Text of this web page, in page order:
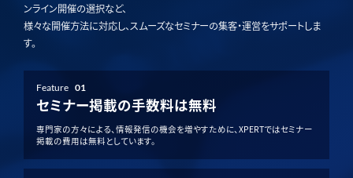
ンライン開催の選択など、
様々な開催方法に対応し、スムーズなセミナーの集客・運営をサポートしま
す。
Feature 01
セミナー掲載の手数料は無料
専門家の方々による、情報発信の機会を増やすために、XPERTではセミナー
掲載の費用は無料としています。